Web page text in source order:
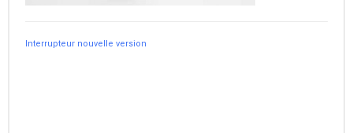
Interrupteur nouvelle version